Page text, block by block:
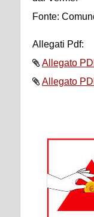
Fonte:
Allegati Pdf:
Allegato
Allegato